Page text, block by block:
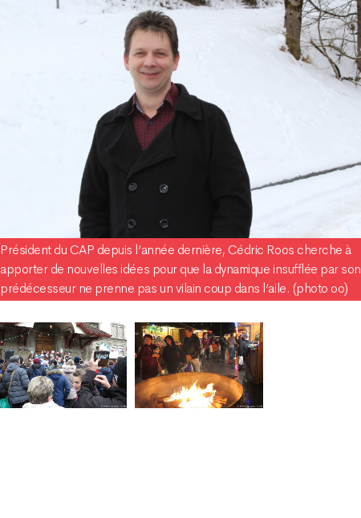
Président du CAP depuis l’année dernière, Cédric Roos cherche à
apporter de nouvelles idées pour que la dynamique insufflée par son
prédécesseur ne prenne pas un vilain coup dans l’aile. (photo oo)